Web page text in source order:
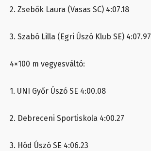
2. Zsebők Laura (Vasas SC) 4:07.18
3. Szabó Lilla (Egri Úszó Klub SE) 4:07.97
4×100 m vegyesváltó:
1. UNI Győr Úszó SE 4:00.08
2. Debreceni Sportiskola 4:00.27
3. Hód Úszó SE 4:06.23